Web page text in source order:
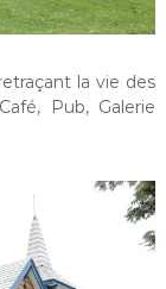
la vie des
Pub, Galerie